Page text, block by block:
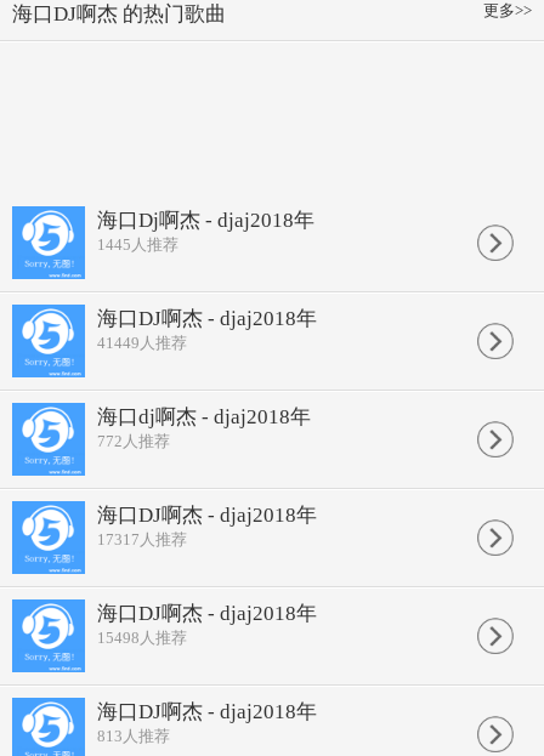
更多>>
海口DJ啊杰 的热门歌曲
海口Dj啊杰 - djaj2018年
1445 人推荐
海口DJ啊杰 - djaj2018年
41449 人推荐
海口dj啊杰 - djaj2018年
772 人推荐
海口DJ啊杰 - djaj2018年
17317 人推荐
海口DJ啊杰 - djaj2018年
15498 人推荐
海口DJ啊杰 - djaj2018年
813 人推荐